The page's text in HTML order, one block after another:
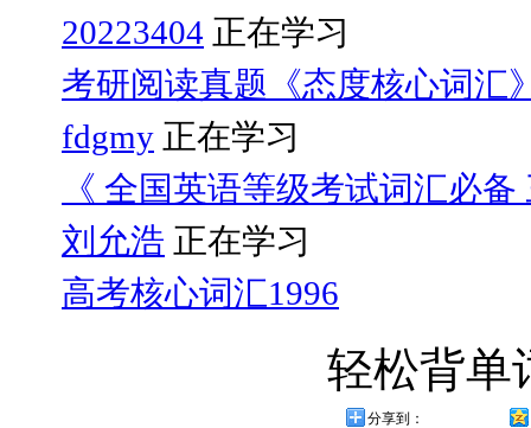
20223404 正在学习
考研阅读真题《态度核心词汇
fdgmy 正在学习
《 全国英语等级考试词汇必备
刘允浩 正在学习
高考核心词汇1996
轻松背单
分享到：